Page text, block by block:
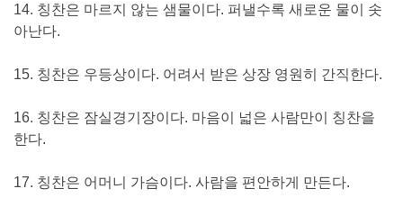
14. 칭찬은 마르지 않는 샘물이다. 퍼낼수록 새로운 물이 솟
아난다.
15. 칭찬은 우등상이다. 어려서 받은 상장 영원히 간직한다.
16. 칭찬은 잠실경기장이다. 마음이 넓은 사람만이 칭찬을
한다.
17. 칭찬은 어머니 가슴이다. 사람을 편안하게 만든다.